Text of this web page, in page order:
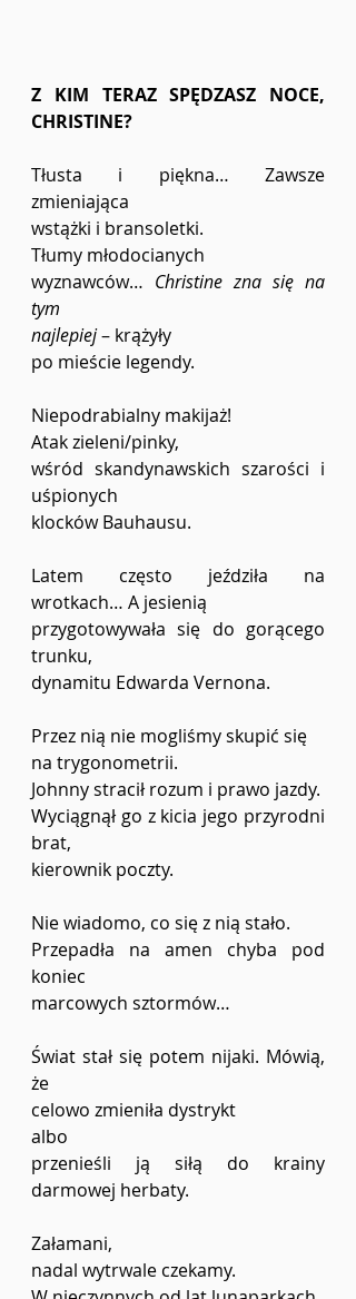
Z KIM TERAZ SPĘDZASZ NOCE,
CHRISTINE?
Tłusta i piękna… Zawsze
zmieniająca
wstążki i bransoletki.
Tłumy młodocianych
wyznawców… Christine zna się na
tym
najlepiej – krążyły
po mieście legendy.
Niepodrabialny makijaż!
Atak zieleni/pinky,
wśród skandynawskich szarości i
uśpionych
klocków Bauhausu.
Latem często jeździła na
wrotkach… A jesienią
przygotowywała się do gorącego
trunku,
dynamitu Edwarda Vernona.
Przez nią nie mogliśmy skupić się
na trygonometrii.
Johnny stracił rozum i prawo jazdy.
Wyciągnął go z kicia jego przyrodni
brat,
kierownik poczty.
Nie wiadomo, co się z nią stało.
Przepadła na amen chyba pod
koniec
marcowych sztormów…
Świat stał się potem nijaki. Mówią,
że
celowo zmieniła dystrykt
albo
przenieśli ją siłą do krainy
darmowej herbaty.
Załamani,
nadal wytrwale czekamy.